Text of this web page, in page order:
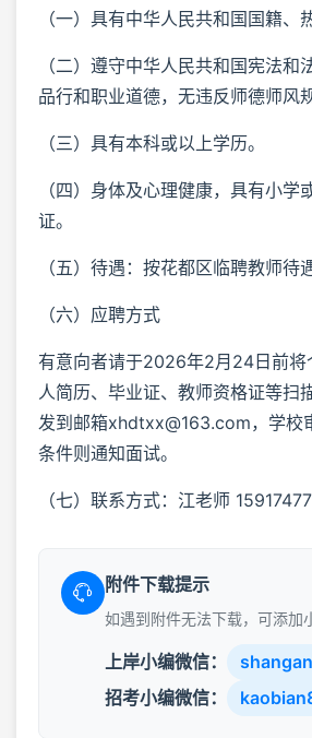
（一）具有中华人民共和国国籍、
（二）遵守中华人民共和国宪法和
品行和职业道德，无违反师德师风
（三）具有本科或以上学历。
（四）身体及心理健康，具有小学
证。
（五）待遇：按花都区临聘教师待
（六）应聘方式
有意向者请于2026年2月24日前将
人简历、毕业证、教师资格证等扫
发到邮箱xhdtxx@163.com，学校
条件则通知面试。
（七）联系方式：江老师
附件下载提示
如遇到附件无法下载，可添加
上岸小编微信：
招考小编微信：